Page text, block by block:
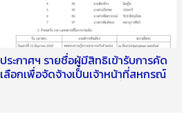
ประกาศฯ รายชื่อผู้มีสิทธิเข้ารับการคัด
เลือกเพื่อจัดจ้างเป็นเจ้าหน้าที่สหกรณ์